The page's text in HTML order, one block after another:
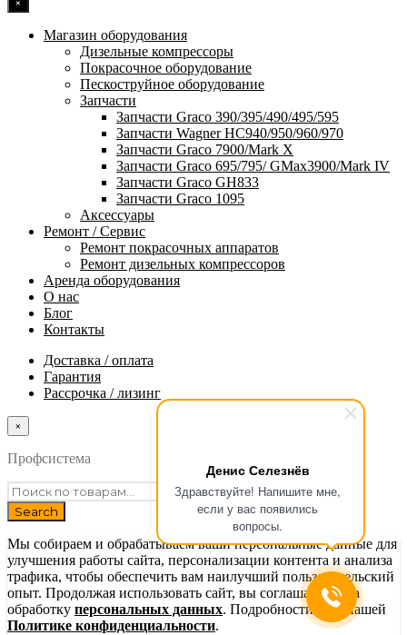
Денис Селезнёв
Здравствуйте! Напишите мне,
если у вас появились
вопросы.
Магазин оборудования
Дизельные компрессоры
Покрасочное оборудование
Пескоструйное оборудование
Запчасти
Запчасти Graco 390/395/490/495/595
Запчасти Wagner HC940/950/960/970
Запчасти Graco 7900/Mark X
Запчасти Graco 695/795/ GMax3900/Mark IV
Запчасти Graco GH833
Запчасти Graco 1095
Аксессуары
Ремонт / Сервис
Ремонт покрасочных аппаратов
Ремонт дизельных компрессоров
Аренда оборудования
О нас
Блог
Контакты
Доставка / оплата
Гарантия
Рассрочка / лизинг
×
Профсистема
Мы собираем и обрабатываем ваши персональные данные для
улучшения работы сайта, персонализации контента и анализа
трафика, чтобы обеспечить вам наилучший пользовательский
опыт. Продолжая использовать сайт, вы соглашаетесь на
обработку персональных данных. Подробности — в нашей
Политике конфиденциальности.